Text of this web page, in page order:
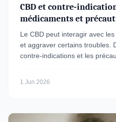
CBD et contre-
médicaments et
Le CBD peut interagir avec
et aggraver certains troubles.
contre-indications et les
1 Jun 2026